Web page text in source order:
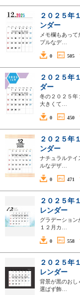
２０２５年
ンダー
メモ欄もあっ
プルなデ…
0 505
２０２５年
ダー
冬の２０２５年
大きくて…
0 450
２０２５年
ンダー
ナチュラルテイ
ルなデザ…
0 471
２０２５年
レンダー
グラデーショ
１２月カ…
0 558
２０２５年
レンダー
背景が黒のおし
選ばず飾…